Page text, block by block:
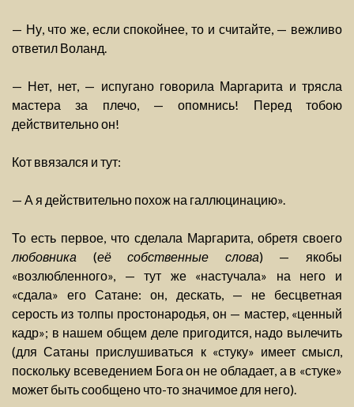
— Ну, что же, если спокойнее, то и считайте, — вежливо
ответил Воланд.
— Нет, нет, — испугано говорила Маргарита и трясла
мастера за плечо, — опомнись! Перед тобою
действительно он!
Кот ввязался и тут:
— А я действительно похож на галлюцинацию».
То есть первое, что сделала Маргарита, обретя своего
любовника (её собственные слова) — якобы
«возлюбленного», — тут же «настучала» на него и
«сдала» его Сатане: он, дескать, — не бесцветная
серость из толпы простонародья, он — мастер, «ценный
кадр»; в нашем общем деле пригодится, надо вылечить
(для Сатаны прислушиваться к «стуку» имеет смысл,
поскольку всеведением Бога он не обладает, а в «стуке»
может быть сообщено что-то значимое для него).